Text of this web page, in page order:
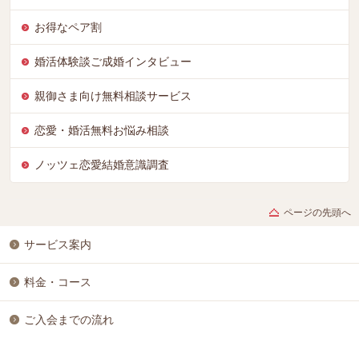
お得なペア割
婚活体験談ご成婚インタビュー
親御さま向け無料相談サービス
恋愛・婚活無料お悩み相談
ノッツェ恋愛結婚意識調査
ページの先頭へ
サービス案内
料金・コース
ご入会までの流れ